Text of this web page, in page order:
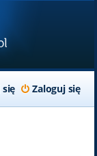
Zaloguj się